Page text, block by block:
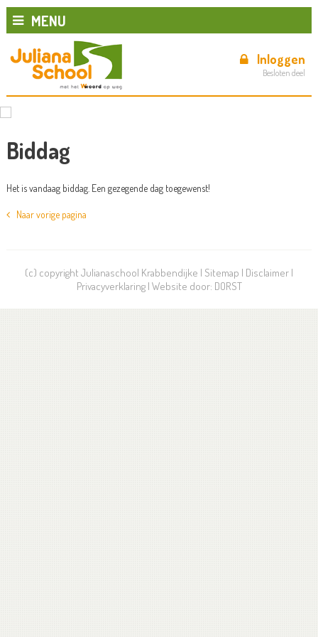
MENU
Inloggen
Besloten deel
Biddag
Het is vandaag biddag. Een gezegende dag toegewenst!
Naar vorige pagina
(c) copyright Julianaschool Krabbendijke | Sitemap | Disclaimer |
Privacyverklaring| Website door: DORST